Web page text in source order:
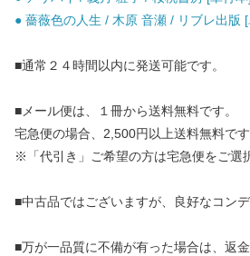
● 薔薇色の人生 / 木原 音瀬 / リブレ出版
■通常２４時間以内に発送可能です。
■メール便は、１冊から送料無料です。
宅急便の場合、2,500円以上送料無料です
※「代引き」ご希望の方は宅急便をご選
■中古品ではございますが、良好なコンデ
■万が一品質に不備が有った場合は、返金